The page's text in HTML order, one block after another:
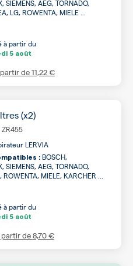
SIEMENS, AEG, TORNADO,
LG, ROWENTA, MIELE ...
à partir du
5 août
partir de11,22 €
(x2)
LERVIA
: BOSCH,
SIEMENS, AEG, TORNADO,
MIELE, KARCHER ...
à partir du
5 août
partir de8,70 €